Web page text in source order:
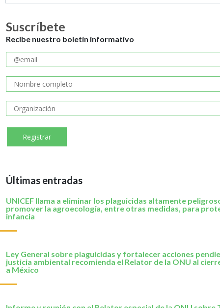
Suscríbete
Recibe nuestro boletín informativo
Últimas entradas
UNICEF llama a eliminar los plaguicidas altamente
promover la agroecología, entre otras medidas, para
infancia
Ley General sobre plaguicidas y fortalecer acciones
justicia ambiental recomienda el Relator de la ONU al
a México